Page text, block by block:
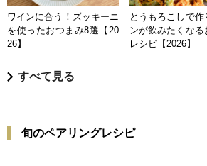
ワインに合う！ズッキーニ
を使ったおつまみ8選【20
26】
とうもろこしで
ンが飲みたくなる
レシピ【2026】
すべて見る
旬のペアリングレシピ